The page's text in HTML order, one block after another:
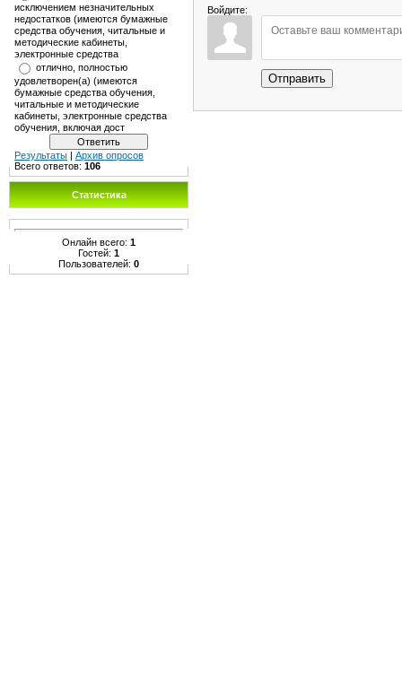
исключением незначительных
недостатков (имеются бумажные
средства обучения, читальные и
методические кабинеты,
электронные средства
отлично, полностью
удовлетворен(а) (имеются
бумажные средства обучения,
читальные и методические
кабинеты, электронные средства
обучения, включая дост
Результаты | Архив опросов
Всего ответов: 106
Статистика
Онлайн всего: 1
Гостей: 1
Пользователей: 0
Войдите:
Отправить